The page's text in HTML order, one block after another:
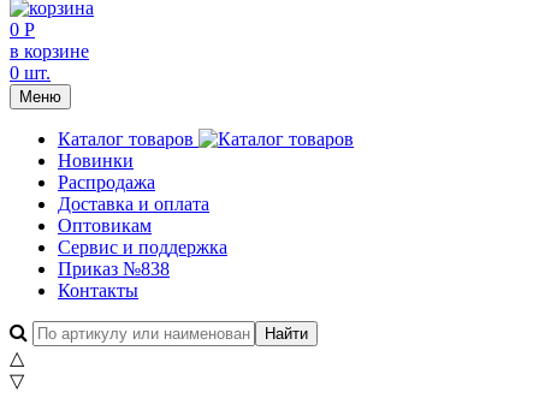
0 Р
в корзине
0 шт.
Меню
Каталог товаров
Новинки
Распродажа
Доставка и оплата
Оптовикам
Сервис и поддержка
Приказ №838
Контакты
△
▽